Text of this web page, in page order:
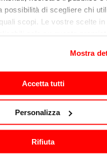
possibilità di scegliere chi
scopi. Le vostre scelte in
il proprio consenso in
sui cookie o
della privacy.
informazioni sulla tua
un'approssimazione di
Mostra
Accetta tutti
Personalizza
Rifiuta